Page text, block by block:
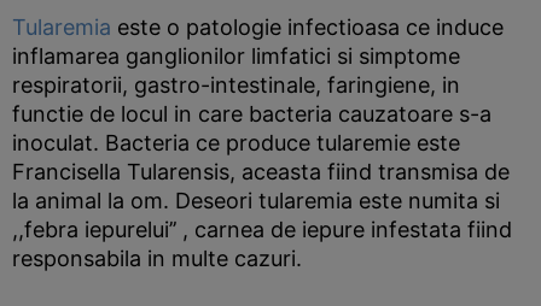
Tularemia este o patologie infectioasa ce induce
inflamarea ganglionilor limfatici si simptome
respiratorii, gastro-intestinale, faringiene, in
functie de locul in care bacteria cauzatoare s-a
inoculat. Bacteria ce produce tularemie este
Francisella Tularensis, aceasta fiind transmisa de
la animal la om. Deseori tularemia este numita si
,,febra iepurelui’’ , carnea de iepure infestata fiind
responsabila in multe cazuri.